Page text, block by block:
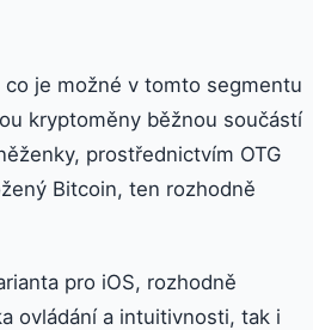
je možné v tomto segmentu
kryptoměny běžnou součástí
prostřednictvím OTG
Bitcoin, ten rozhodně
pro iOS, rozhodně
ovládání a intuitivnosti, tak i